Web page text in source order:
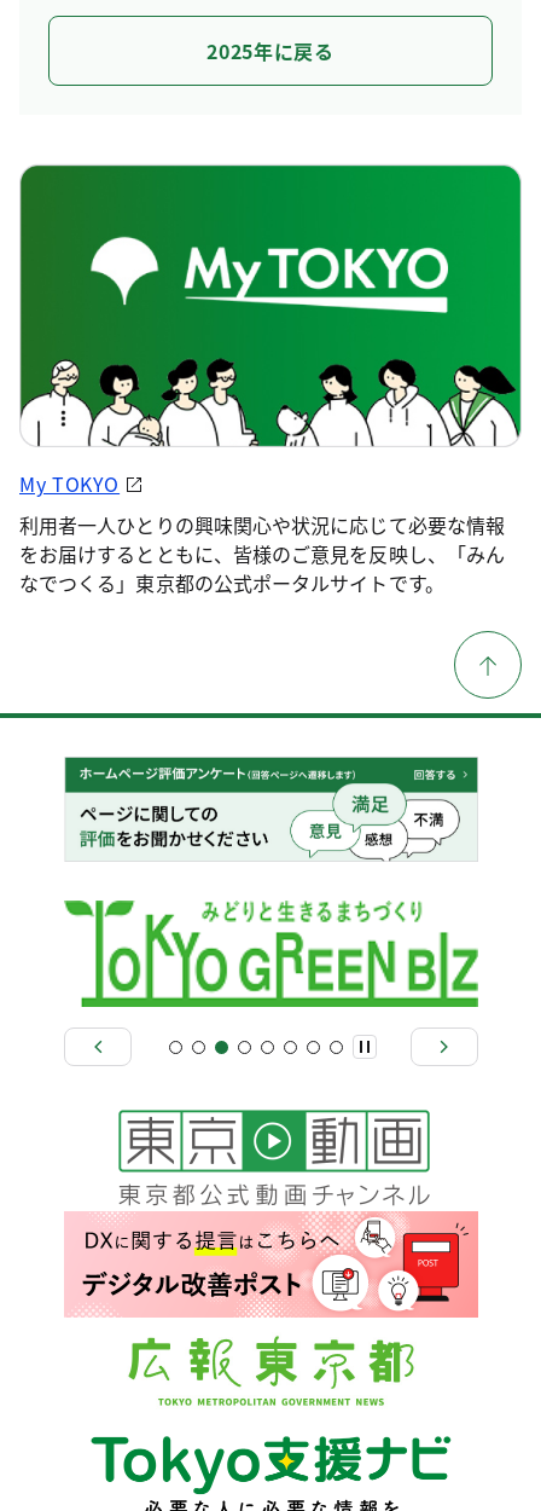
2025年に戻る
My TOKYO
利用者一人ひとりの興味関心や状況に応じて必要な情報
をお届けするとともに、皆様のご意見を反映し、「みん
なでつくる」東京都の公式ポータルサイトです。